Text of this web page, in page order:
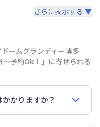
神社前駅徒歩4分
さらに表示する ▼
ームグランディー博多｜
予約Ok！」に寄せられる
かりますか？
（税込）